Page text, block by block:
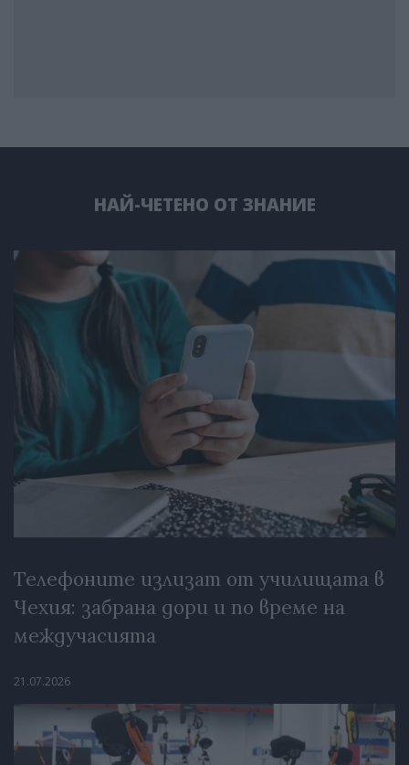
НАЙ-ЧЕТЕНО ОТ ЗНАНИЕ
Телефоните излизат от училищата в
Чехия: забрана дори и по време на
междучасията
21.07.2026